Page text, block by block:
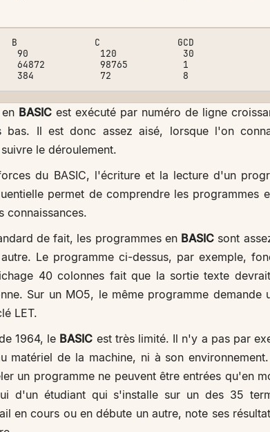
B              C              GCD
BASICest exécuté par numéro de ligne
bas. Il est donc assez aisé, lorsque l'on
le déroulement.
du BASIC, l'écriture et la lecture d'un
permet de comprendre les programmes
connaissances.
de fait, les programmes en BASIC sont
Le programme ci-dessus, par exemple,
40 colonnes fait que la sortie texte
Sur un MO5, le même programme demande
LET.
1964, le BASIC est très limité. Il n'y a pas par
matériel de la machine, ni à son
un programme ne peuvent être entrées qu'en
d'un étudiant qui s'installe sur un des 35
en cours ou en débute un autre, note ses